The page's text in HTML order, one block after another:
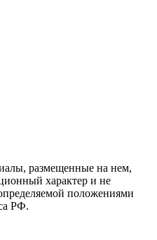
размещенные на нем,
характер и не
положениями
РФ.